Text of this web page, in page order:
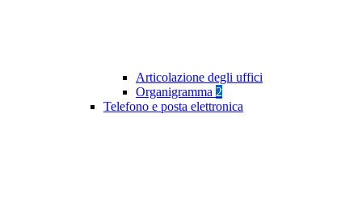
Articolazione degli uffici
Organigramma 2
Telefono e posta elettronica